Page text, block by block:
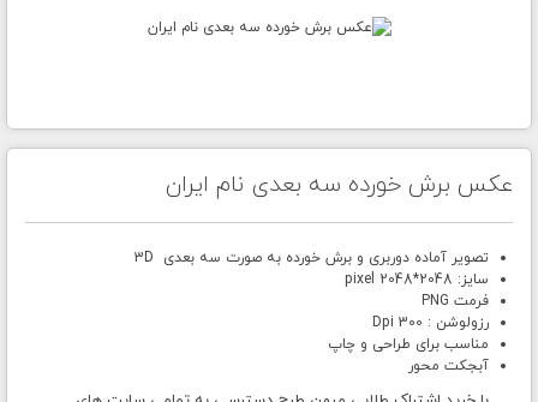
عکس برش خورده سه بعدی نام ایران
تصویر آماده دوربری و برش خورده به صورت سه بعدی 3D
سایز: 2048*2048 pixel
فرمت PNG
رزولوشن : 300 Dpi
مناسب برای طراحی و چاپ
آبجکت محور